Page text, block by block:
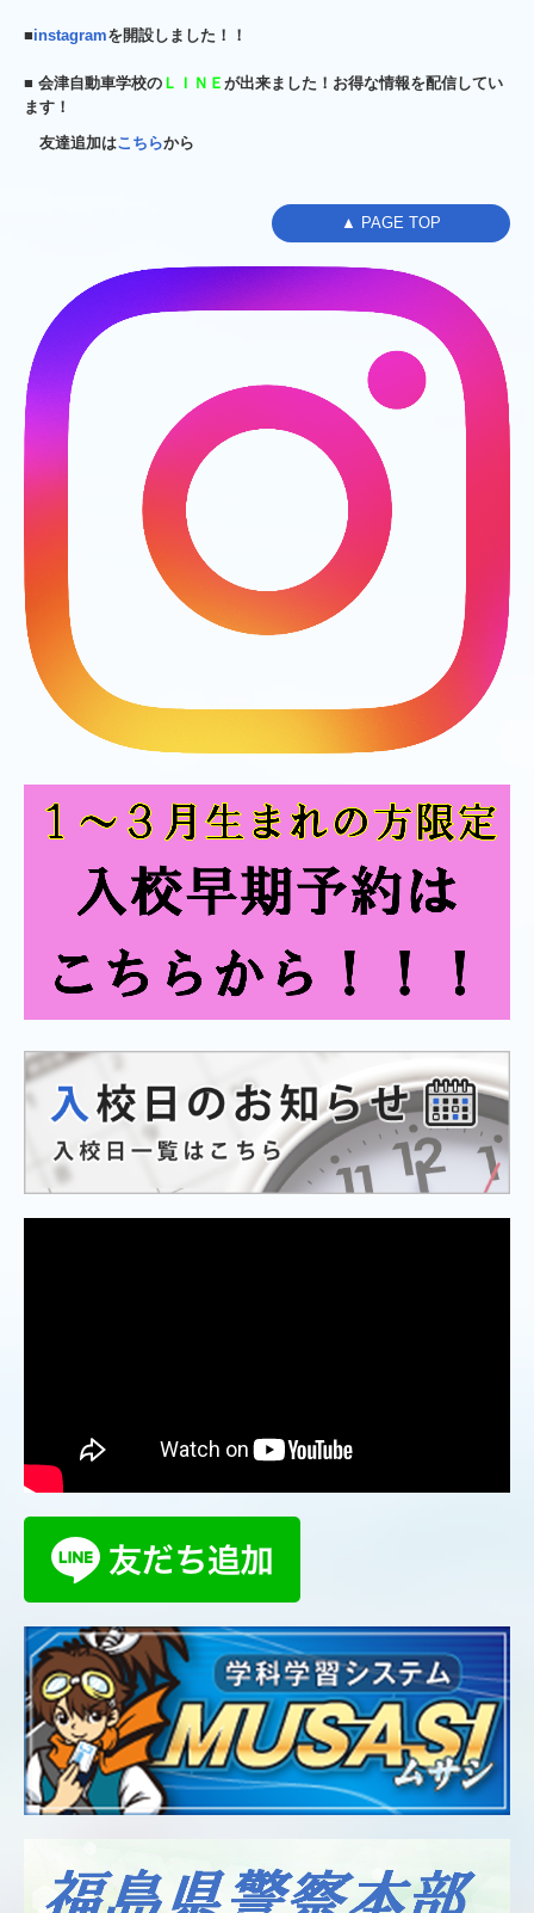
■instagramを開設しました！！
■ 会津自動車学校の ＬＩＮＥ が出来ました！お得な情報を配信してい
ます！
友達追加はこちらから
▲ PAGE TOP